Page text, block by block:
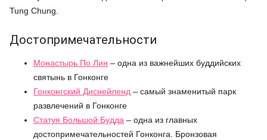
Tung Chung.
Достопримечательности
Монастырь По Лин – одна из важнейших буддийских
святынь в Гонконге
Гонконгский Диснейленд – самый знаменитый парк
развлечений в Гонконге
Статуя Большой Будда – одна из главных
достопримечательностей Гонконга. Бронзовая